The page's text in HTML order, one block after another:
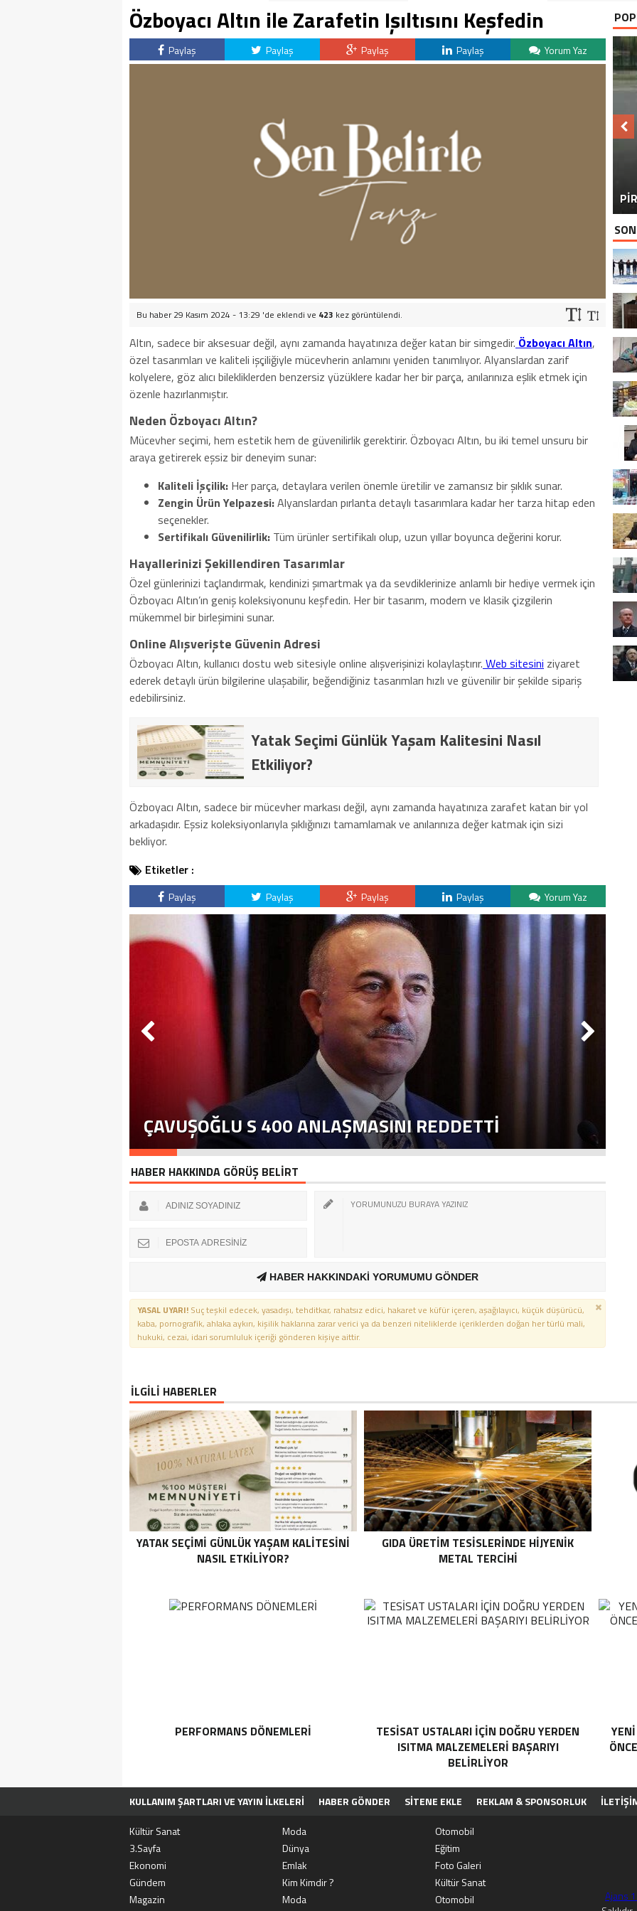
Özboyacı Altın ile Zarafetin Işıltısını Keşfedin
Paylaş Paylaş Paylaş Paylaş Yorum Yaz
Bu haber 29 Kasım 2024 - 13:29 'de eklendi ve 423 kez görüntülendi.
Altın, sadece bir aksesuar değil, aynı zamanda hayatınıza değer katan bir simgedir. Özboyacı Altın,
özel tasarımları ve kaliteli işçiliğiyle mücevherin anlamını yeniden tanımlıyor. Alyanslardan zarif
kolyelere, göz alıcı bilekliklerden benzersiz yüzüklere kadar her bir parça, anılarınıza eşlik etmek için
özenle hazırlanmıştır.
Neden Özboyacı Altın?
Mücevher seçimi, hem estetik hem de güvenilirlik gerektirir. Özboyacı Altın, bu iki temel unsuru bir
araya getirerek eşsiz bir deneyim sunar:
Kaliteli İşçilik: Her parça, detaylara verilen önemle üretilir ve zamansız bir şıklık sunar.
Zengin Ürün Yelpazesi:Alyanslardan pırlanta detaylı tasarımlara kadar her tarza hitap eden
seçenekler.
Sertifikalı Güvenilirlik: Tüm ürünler sertifikalı olup, uzun yıllar boyunca değerini korur.
Hayallerinizi Şekillendiren Tasarımlar
Özel günlerinizi taçlandırmak, kendinizi şımartmak ya da sevdiklerinize anlamlı bir hediye vermek için
Özboyacı Altın’ın geniş koleksiyonunu keşfedin. Her bir tasarım, modern ve klasik çizgilerin
mükemmel bir birleşimini sunar.
Online Alışverişte Güvenin Adresi
Özboyacı Altın, kullanıcı dostu web sitesiyle online alışverişinizi kolaylaştırır. Web sitesini ziyaret
ederek detaylı ürün bilgilerine ulaşabilir, beğendiğiniz tasarımları hızlı ve güvenilir bir şekilde sipariş
edebilirsiniz.
Yatak Seçimi Günlük Yaşam Kalitesini Nasıl
Etkiliyor?
Özboyacı Altın, sadece bir mücevher markası değil, aynı zamanda hayatınıza zarafet katan bir yol
arkadaşıdır. Eşsiz koleksiyonlarıyla şıklığınızı tamamlamak ve anılarınıza değer katmak için sizi
bekliyor.
Etiketler :
Paylaş Paylaş Paylaş Paylaş Yorum Yaz
ÇAVUŞOĞLU S 400 ANLAŞMASINI REDDETTI
HABER HAKKINDA GÖRÜŞ BELİRT
HABER HAKKINDAKİ YORUMUMU GÖNDER
YASAL UYARI! Suç teşkil edecek, yasadışı, tehditkar, rahatsız edici, hakaret ve küfür içeren, aşağılayıcı, küçük düşürücü,
kaba, pornografik, ahlaka aykırı, kişilik haklarına zarar verici ya da benzeri niteliklerde içeriklerden doğan her türlü mali,
hukuki, cezai, idari sorumluluk içeriği gönderen kişiye aittir.
İLGİLİ HABERLER
YATAK SEÇIMI GÜNLÜK YAŞAM KALITESINI
NASIL ETKILIYOR?
GIDA ÜRETIM TESISLERINDE HIJYENIK
METAL TERCIHI
PERFORMANS DÖNEMLERI
TESISAT USTALARI İÇIN DOĞRU YERDEN
ISITMA MALZEMELERI BAŞARIYI
BELIRLIYOR
KULLANIM ŞARTLARI VE YAYIN İLKELERI HABER GÖNDER SİTENE EKLE REKLAM & SPONSORLUK
TÜM MANŞET HABERLERI
MOVIEBOX APP
Kültür Sanat Moda
Otomobil
3.Sayfa
Dünya
Eğitim
Ekonomi
Emlak
Foto Galeri
Gündem
Kim Kimdir ?
Kültür Sanat
Magazin
Moda
Otomobil
Ajans